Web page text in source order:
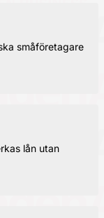
småföretagare
lån utan